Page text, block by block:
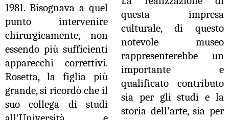
1981. Bisognava a quel
punto intervenire
chirurgicamente, non
essendo più sufficienti
apparecchi correttivi.
Rosetta, la figlia più
grande, si ricordò che il
suo collega di studi
questa impresa
culturale, di questo
notevole museo
rappresenterebbe un
importante e
qualificato contributo
sia per gli studi e la
storia dell'arte, sia per